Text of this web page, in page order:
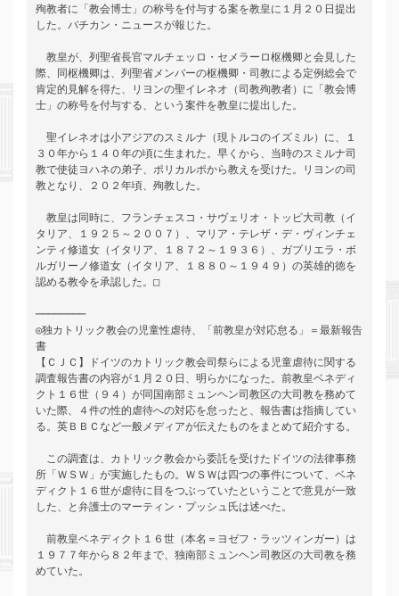
殉教者に「教会博士」の称号を付与する案を教皇に１月２０日提出
した。バチカン・ニュースが報じた。
教皇が、列聖省長官マルチェッロ・セメラーロ枢機卿と会見した
際、同枢機卿は、列聖省メンバーの枢機卿・司教による定例総会で
肯定的見解を得た、リヨンの聖イレネオ（司教殉教者）に「教会博
士」の称号を付与する、という案件を教皇に提出した。
聖イレネオは小アジアのスミルナ（現トルコのイズミル）に、１
３０年から１４０年の頃に生まれた。早くから、当時のスミルナ司
教で使徒ヨハネの弟子、ポリカルポから教えを受けた。リヨンの司
教となり、２０２年頃、殉教した。
教皇は同時に、フランチェスコ・サヴェリオ・トッピ大司教（イ
タリア、１９２５～２００７）、マリア・テレザ・デ・ヴィンチェ
ンティ修道女（イタリア、１８７２～１９３６）、ガブリエラ・ボ
ルガリーノ修道女（イタリア、１８８０～１９４９）の英雄的徳を
認める教令を承認した。□
────────
◎独カトリック教会の児童性虐待、「前教皇が対応怠る」＝最新報告
書
【ＣＪＣ】ドイツのカトリック教会司祭らによる児童虐待に関する
調査報告書の内容が１月２０日、明らかになった。前教皇ベネディ
クト１６世（９４）が同国南部ミュンヘン司教区の大司教を務めて
いた際、４件の性的虐待への対応を怠ったと、報告書は指摘してい
る。英ＢＢＣなど一般メディアが伝えたものをまとめて紹介する。
この調査は、カトリック教会から委託を受けたドイツの法律事務
所「ＷＳＷ」が実施したもの。ＷＳＷは四つの事件について、ベネ
ディクト１６世が虐待に目をつぶっていたということで意見が一致
した、と弁護士のマーティン・プッシュ氏は述べた。
前教皇ベネディクト１６世（本名＝ヨゼフ・ラッツィンガー）は
１９７７年から８２年まで、独南部ミュンヘン司教区の大司教を務
めていた。